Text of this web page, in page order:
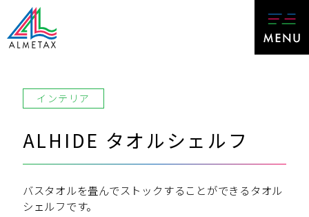
インテリア
ALHIDE タオルシェルフ
バスタオルを畳んでストックすることができるタオル
シェルフです。